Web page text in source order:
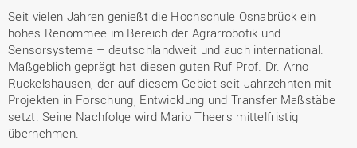
Seit vielen Jahren genießt die Hochschule Osnabrück ein
hohes Renommee im Bereich der Agrarrobotik und
Sensorsysteme – deutschlandweit und auch international.
Maßgeblich geprägt hat diesen guten Ruf Prof. Dr. Arno
Ruckelshausen, der auf diesem Gebiet seit Jahrzehnten mit
Projekten in Forschung, Entwicklung und Transfer Maßstäbe
setzt. Seine Nachfolge wird Mario Theers mittelfristig
übernehmen.